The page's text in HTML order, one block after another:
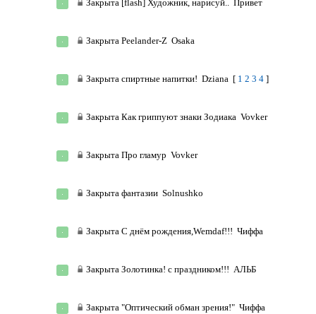
Закрыта [flash] Художник, нарисуй.. Привет
ЗакрытаPeelander-Z Osaka
Закрытаспиртные напитки! Dziana [ 1 2 3 4 ]
ЗакрытаКак гриппуют знаки Зодиака Vovker
ЗакрытаПро гламур Vovker
Закрытафантазии Solnushko
ЗакрытаС днём рождения,Wemdaf!!! Чиффа
ЗакрытаЗолотинка! с праздником!!! АЛЬБ
Закрыта"Оптический обман зрения!" Чиффа